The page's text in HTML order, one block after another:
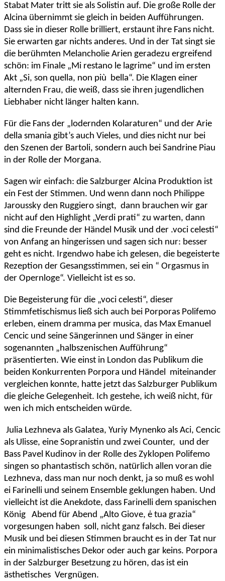
Stabat Mater tritt sie als Solistin auf. Die große Rolle der
Alcina übernimmt sie gleich in beiden Aufführungen.
Dass sie in dieser Rolle brilliert, erstaunt ihre Fans nicht.
Sie erwarten gar nichts anderes. Und in der Tat singt sie
die berühmten Melancholie Arien geradezu ergreifend
schön: im Finale „Mi restano le lagrime“ und im ersten
Akt „Si, son quella, non più bella“. Die Klagen einer
alternden Frau, die weiß, dass sie ihren jugendlichen
Liebhaber nicht länger halten kann.
Für die Fans der „lodernden Kolaraturen“ und der Arie
della smania gibt’s auch Vieles, und dies nicht nur bei
den Szenen der Bartoli, sondern auch bei Sandrine Piau
in der Rolle der Morgana.
Sagen wir einfach: die Salzburger Alcina Produktion ist
ein Fest der Stimmen. Und wenn dann noch Philippe
Jaroussky den Ruggiero singt, dann brauchen wir gar
nicht auf den Highlight „Verdi prati“ zu warten, dann
sind die Freunde der Händel Musik und der .voci celesti“
von Anfang an hingerissen und sagen sich nur: besser
geht es nicht. Irgendwo habe ich gelesen, die begeisterte
Rezeption der Gesangsstimmen, sei ein “ Orgasmus in
der Opernloge“. Vielleicht ist es so.
Die Begeisterung für die „voci celesti“, dieser
Stimmfetischismus ließ sich auch bei Porporas Polifemo
erleben, einem dramma per musica, das Max Emanuel
Cencic und seine Sängerinnen und Sänger in einer
sogenannten „halbszenischen Aufführung“
präsentierten. Wie einst in London das Publikum die
beiden Konkurrenten Porpora und Händel miteinander
vergleichen konnte, hatte jetzt das Salzburger Publikum
die gleiche Gelegenheit. Ich gestehe, ich weiß nicht, für
wen ich mich entscheiden würde.
Julia Lezhneva als Galatea, Yuriy Mynenko als Aci, Cencic
als Ulisse, eine Sopranistin und zwei Counter, und der
Bass Pavel Kudinov in der Rolle des Zyklopen Polifemo
singen so phantastisch schön, natürlich allen voran die
Lezhneva, dass man nur noch denkt, ja so muß es wohl
ei Farinelli und seinem Ensemble geklungen haben. Und
vielleicht ist die Anekdote, dass Farinelli dem spanischen
König Abend für Abend „Alto Giove, ė tua grazia“
vorgesungen haben soll, nicht ganz falsch. Bei dieser
Musik und bei diesen Stimmen braucht es in der Tat nur
ein minimalistisches Dekor oder auch gar keins. Porpora
in der Salzburger Besetzung zu hören, das ist ein
ästhetisches Vergnügen.